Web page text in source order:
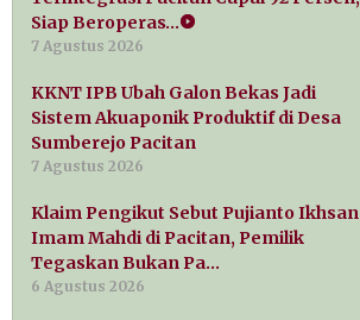
Siap Beroperas…
7 Agustus 2026
KKNT IPB Ubah Galon Bekas Jadi
Sistem Akuaponik Produktif di Desa
Sumberejo Pacitan
7 Agustus 2026
Klaim Pengikut Sebut Pujianto Ikhsan
Imam Mahdi di Pacitan, Pemilik
Tegaskan Bukan Pa…
6 Agustus 2026